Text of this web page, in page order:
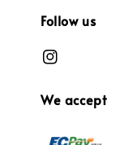
Follow us
We accept